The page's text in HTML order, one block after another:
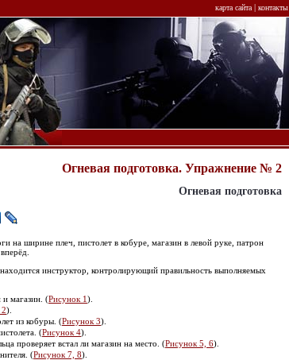
карта сайта | контакты
Огневая подготовка. Упражнение № 2
Огневая подготовка
на ширине плеч, пистолет в кобуре, магазин в левой руке, патрон
инструктор, контролирующий правильность выполняемых
и магазин. (Рисунок 1 ).
).
из кобуры. (Рисунок 3).
(Рисунок 4).
проверяет встал ли магазин на место. (Рисунок 5, 6).
(Рисунок 7, 8).